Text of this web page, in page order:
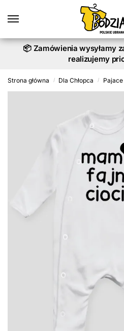
📦 Zamówienia wysyłamy
realizujemy
Strona główna / Dla Chłopca /